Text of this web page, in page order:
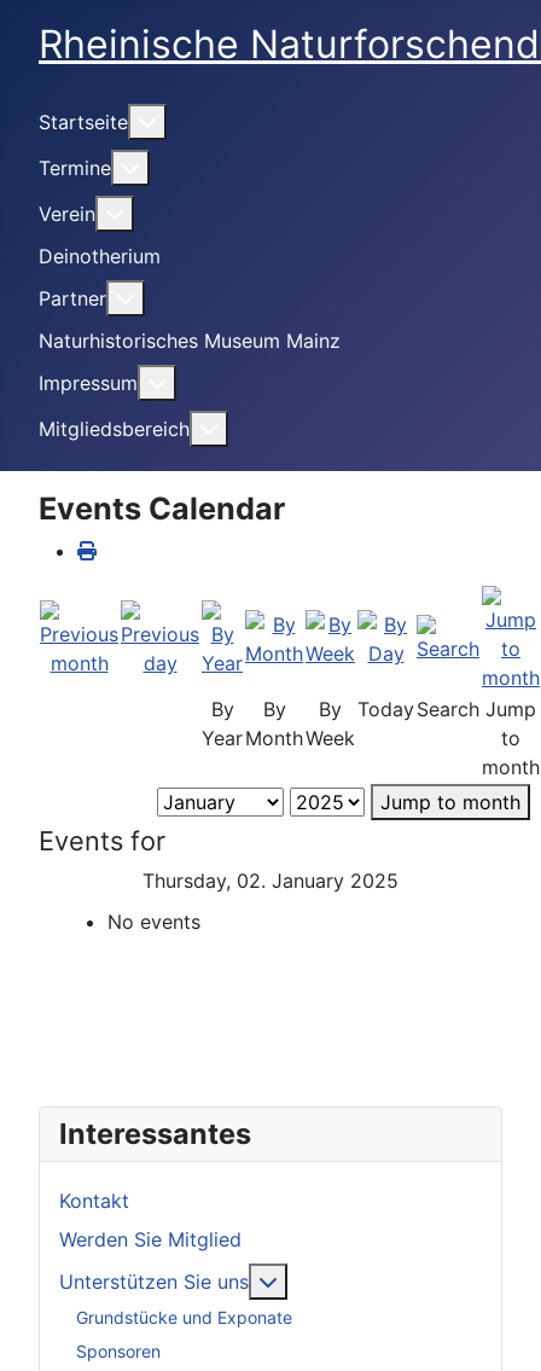
Rheinische
Startseite
Termine
Verein
Deinotherium
Partner
Naturhistorisches Museum Mainz
Impressum
Mitgliedsbereich
Events Calendar
By
Year
By
Month
By
Week
TodaySearch Jump
to
month
Jump to month
Events for
Thursday, 02. January 2025
No events
Interessantes
Kontakt
Werden Sie Mitglied
Unterstützen Sie uns
Grundstücke und Exponate
Sponsoren